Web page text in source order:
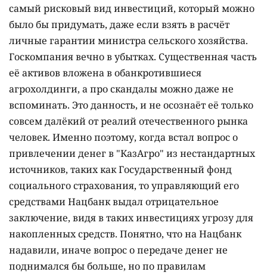
самый рисковый вид инвестиций, который можно
было бы придумать, даже если взять в расчёт
личные гарантии министра сельского хозяйства.
Госкомпания вечно в убытках. Существенная часть
её активов вложена в обанкротившиеся
агрохолдинги, а про скандалы можно даже не
вспоминать. Это данность, и не осознаёт её только
совсем далёкий от реалий отечественного рынка
человек. Именно поэтому, когда встал вопрос о
привлечении денег в "КазАгро" из нестандартных
источников, таких как Государственный фонд
социального страхования, то управляющий его
средствами Нацбанк выдал отрицательное
заключение, видя в таких инвестициях угрозу для
накопленных средств. Понятно, что на Нацбанк
надавили, иначе вопрос о передаче денег не
поднимался бы больше, но по правилам